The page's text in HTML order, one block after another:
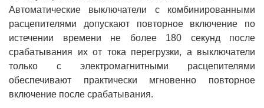
Автоматические выключатели с комбинированными
расцепителями допускают повторное включение по
истечении времени не более 180 секунд после
срабатывания их от тока перегрузки, а выключатели
только с электромагнитными расцепителями
обеспечивают практически мгновенно повторное
включение после срабатывания.